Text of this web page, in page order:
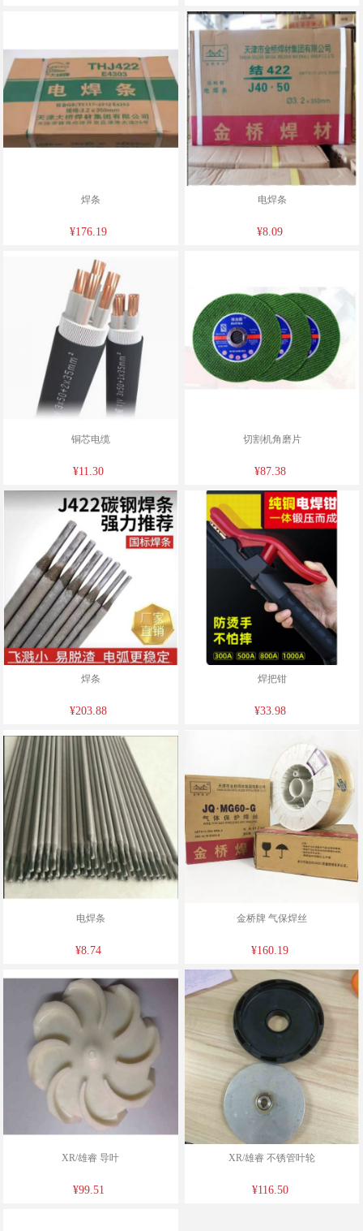
焊条
¥176.19
电焊条
¥8.09
铜芯电缆
¥11.30
切割机角磨片
¥87.38
焊条
¥203.88
焊把钳
¥33.98
电焊条
¥8.74
金桥牌 气保焊丝
¥160.19
XR/雄睿 导叶
¥99.51
XR/雄睿 不锈管叶轮
¥116.50